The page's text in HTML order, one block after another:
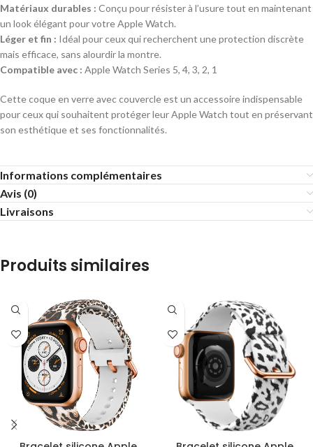
Matériaux durables : Conçu pour résister à l’usure tout en maintenant
un look élégant pour votre Apple Watch.
Léger et fin : Idéal pour ceux qui recherchent une protection discrète
mais efficace, sans alourdir la montre.
Compatible avec : Apple Watch Series 5, 4, 3, 2, 1
Cette coque en verre avec couvercle est un accessoire indispensable
pour ceux qui souhaitent protéger leur Apple Watch tout en préservant
son esthétique et ses fonctionnalités.
Informations complémentaires
Avis (0)
Livraisons
Produits similaires